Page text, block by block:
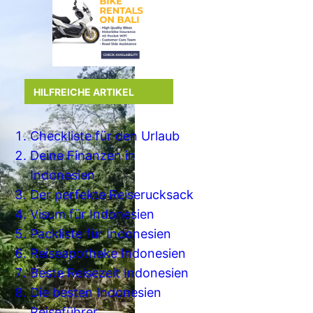
HILFREICHE ARTIKEL
Checkliste für den Urlaub
Deine Finanzen in
Indonesien
Der perfekte Reiserucksack
Visum für Indonesien
Packliste für Indonesien
Reiseapotheke Indonesien
Beste Reisezeit Indonesien
Die besten Indonesien